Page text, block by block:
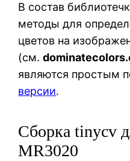
В состав
методы для
цветов на
(см.
являются простым
версии.
Сборка tinycv
MR3020